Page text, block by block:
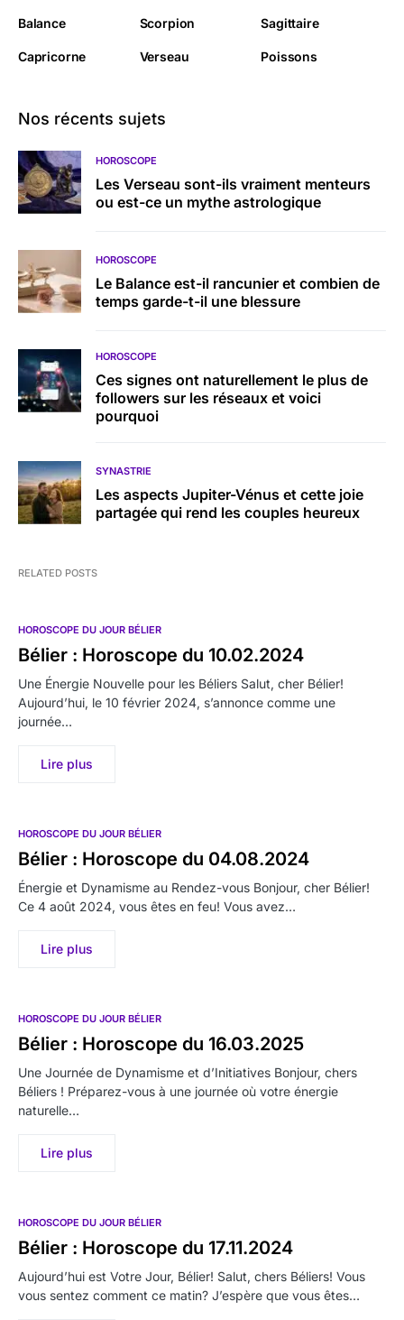
Balance Scorpion Sagittaire
Capricorne Verseau Poissons
Nos récents sujets
HOROSCOPE
Les Verseau sont-ils vraiment menteurs
ou est-ce un mythe astrologique
HOROSCOPE
Le Balance est-il rancunier et combien de
temps garde-t-il une blessure
HOROSCOPE
Ces signes ont naturellement le plus de
followers sur les réseaux et voici
pourquoi
SYNASTRIE
Les aspects Jupiter-Vénus et cette joie
partagée qui rend les couples heureux
RELATED POSTS
HOROSCOPE DU JOUR BÉLIER
Bélier : Horoscope du 10.02.2024
Une Énergie Nouvelle pour les Béliers Salut, cher Bélier!
Aujourd’hui, le 10 février 2024, s’annonce comme une
journée…
Lire plus
HOROSCOPE DU JOUR BÉLIER
Bélier : Horoscope du 04.08.2024
Énergie et Dynamisme au Rendez-vous Bonjour, cher Bélier!
Ce 4 août 2024, vous êtes en feu! Vous avez…
Lire plus
HOROSCOPE DU JOUR BÉLIER
Bélier : Horoscope du 16.03.2025
Une Journée de Dynamisme et d’Initiatives Bonjour, chers
Béliers ! Préparez-vous à une journée où votre énergie
naturelle…
Lire plus
HOROSCOPE DU JOUR BÉLIER
Bélier : Horoscope du 17.11.2024
Aujourd’hui est Votre Jour, Bélier! Salut, chers Béliers! Vous
vous sentez comment ce matin? J’espère que vous êtes…